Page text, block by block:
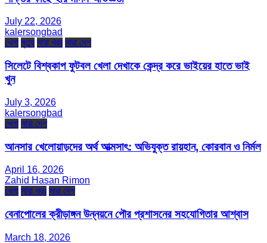
July 22, 2026
kalersongbad
খেলা মৃত্যু সারা খবর সারা দেশ
সিলেটে বিশ্বকাপ ফুটবল খেলা দেখাকে কেন্দ্র করে ভাইয়ের হাতে ভাই
খুন
July 3, 2026
kalersongbad
খেলা সারা দেশ
আনসার খেলোয়াড়দের অর্থ আত্মসাৎ: অভিযুক্ত রায়হান, কোরবান ও নির্মল
April 16, 2026
Zahid Hasan Rimon
খেলা সারা খবর সারা দেশ
বেনাপোলের ক্রীড়াঙ্গন উন্নয়নে পৌর প্রশাসনের সহযোগিতার আশ্বাস
March 18, 2026